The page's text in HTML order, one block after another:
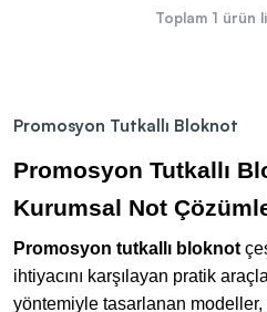
Markan için hayal ettiğin ürünü, en
Promozone’da bulduktan sonra,
Sonraki Adıma
Toplam 1 ürün
Promosyon Tutkallı Bloknot
Promosyon Tutkallı
Kurumsal Not
Promosyon tutkallı bloknot
ihtiyacını karşılayan pratik
yöntemiyle tasarlanan